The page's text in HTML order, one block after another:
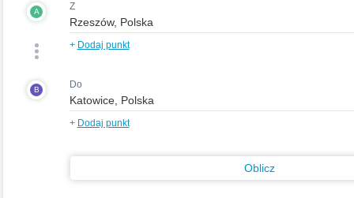
A Z
+ Dodaj punkt
B Do
+ Dodaj punkt
Oblicz